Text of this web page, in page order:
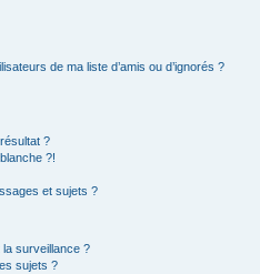
de ma liste d’amis ou d’ignorés ?
?
?!
et sujets ?
surveillance ?
sujets ?